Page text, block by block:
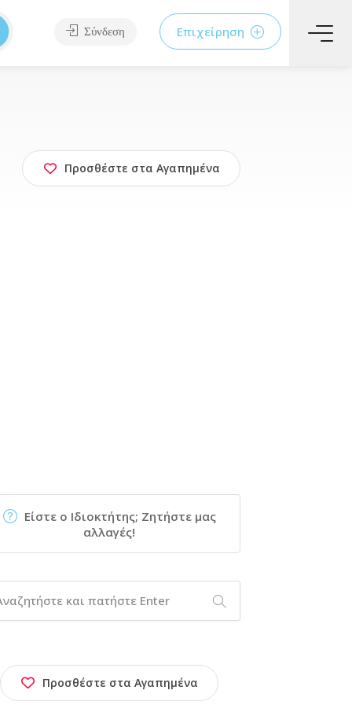
Σύνδεση Επιχείρηση
Προσθέστε στα Αγαπημένα
Είστε ο Ιδιοκτήτης; Ζητήστε μας
αλλαγές!
Προσθέστε στα Αγαπημένα